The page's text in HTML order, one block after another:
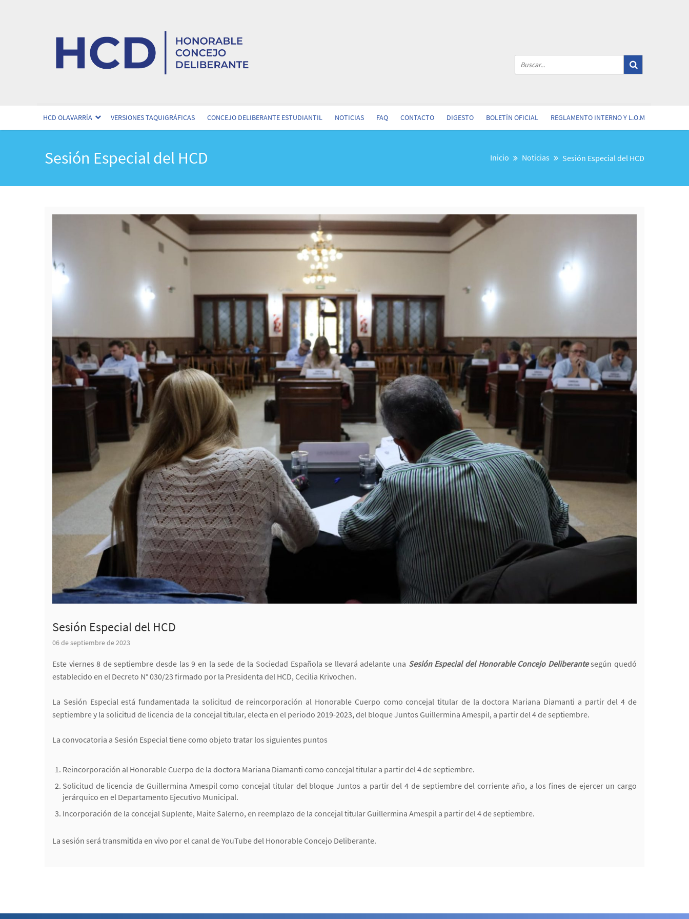
HCD OLAVARRÍA VERSIONES TAQUIGRÁFICAS CONCEJO DELIBERANTE ESTUDIANTIL NOTICIAS FAQ CONTACTO DIGESTO BOLETÍN OFICIAL REGLAMENTO INTERNO Y L.O.M
Sesión Especial del HCD Inicio Noticias Sesión Especial del HCD
Sesión Especial del HCD
06 de septiembre de 2023
Este viernes 8 de septiembre desde las 9 en la sede de la Sociedad Española se llevará adelante una Sesión Especial del Honorable Concejo Deliberantesegún quedó
establecido en el Decreto N° 030/23 firmado por la Presidenta del HCD, Cecilia Krivochen.
La Sesión Especial está fundamentada la solicitud de reincorporación al Honorable Cuerpo como concejal titular de la doctora Mariana Diamanti a partir del 4 de
septiembre y la solicitud de licencia de la concejal titular, electa en el periodo 2019-2023, del bloque Juntos Guillermina Amespil, a partir del 4 de septiembre.
La convocatoria a Sesión Especial tiene como objeto tratar los siguientes puntos
Reincorporación al Honorable Cuerpo de la doctora Mariana Diamanti como concejal titular a partir del 4 de septiembre.
Solicitud de licencia de Guillermina Amespil como concejal titular del bloque Juntos a partir del 4 de septiembre del corriente año, a los fines de ejercer un cargo
jerárquico en el Departamento Ejecutivo Municipal.
Incorporación de la concejal Suplente, Maite Salerno, en reemplazo de la concejal titular Guillermina Amespil a partir del 4 de septiembre.
La sesión será transmitida en vivo por el canal de YouTube del Honorable Concejo Deliberante.